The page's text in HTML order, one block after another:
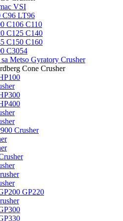
VSI
C96 LT96
C106 C110
C125 C140
C150 C160
C3054
Metso Gyratory Crusher
Cone Crusher
Crusher
GP220